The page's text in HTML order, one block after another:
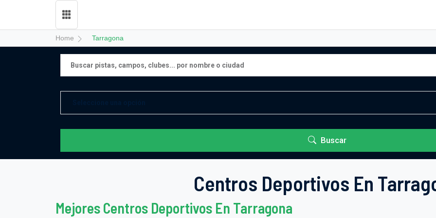
Home Tarragona
Buscar
Centros Deportivos En
Mejores Centros Deportivos En Tarragona